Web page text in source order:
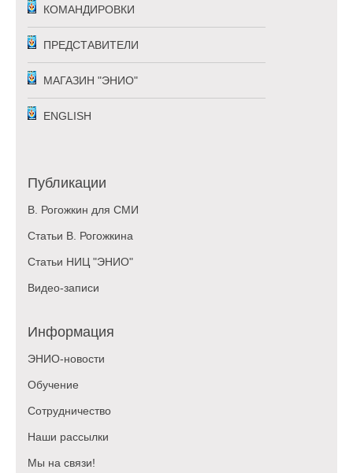
КОМАНДИРОВКИ
ПРЕДСТАВИТЕЛИ
МАГАЗИН "ЭНИО"
ENGLISH
Публикации
В. Рогожкин для СМИ
Статьи В. Рогожкина
Статьи НИЦ "ЭНИО"
Видео-записи
Информация
ЭНИО-новости
Обучение
Сотрудничество
Наши рассылки
Мы на связи!